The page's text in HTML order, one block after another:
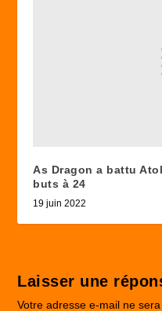
As Dragon a battu
buts à 24
19 juin 2022
Laisser une
Votre adresse e-mail ne